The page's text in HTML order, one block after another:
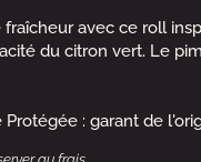
avec ce roll
du citron vert. Le
: garant de